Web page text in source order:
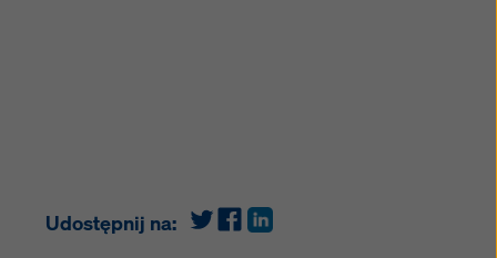
Udostępnij na: